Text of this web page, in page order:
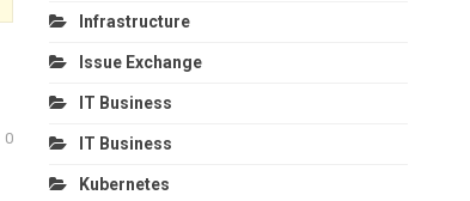
0
Infrastructure
Issue Exchange
IT Business
IT Business
Kubernetes